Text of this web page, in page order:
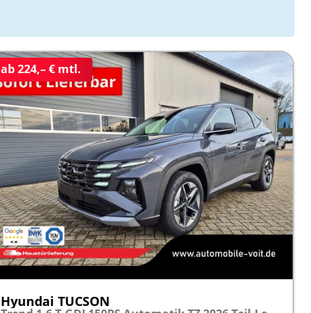
ab 224,– € mtl.
Hyundai TUCSON